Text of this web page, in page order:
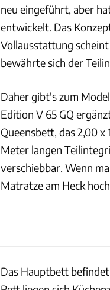
neu eingeführt, aber
entwickelt. Das
Vollausstattung
bewährte sich der
Daher gibt's zum
Edition V 65 GQ
Queensbett, das 2,00
Meter langen
verschiebbar. Wenn
Matratze am Heck
Das Hauptbett